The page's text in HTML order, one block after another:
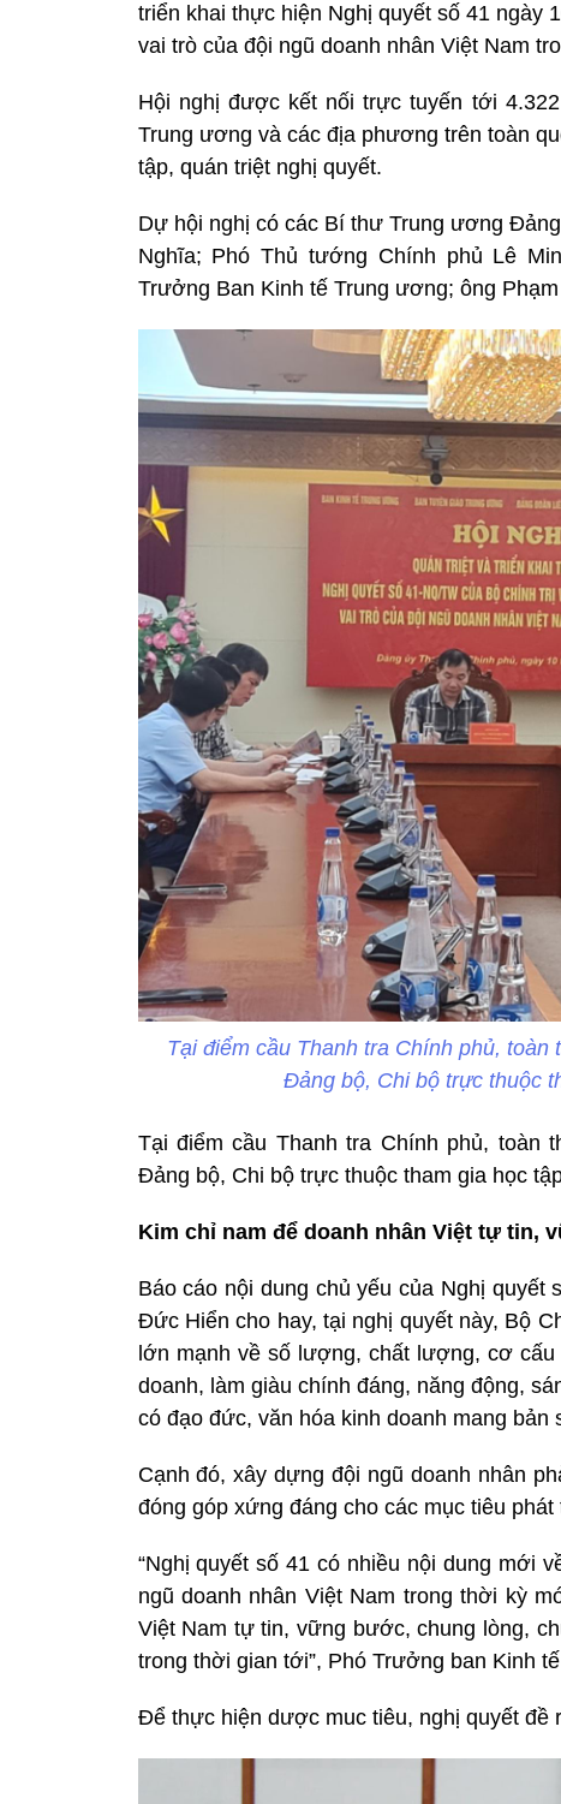
triển khai thực hiện Nghị quyết số 41 ngày
vai trò của đội ngũ doanh nhân Việt Nam
Hội nghị được kết nối trực tuyến tới
Trung ương và các địa phương trên toàn
tập, quán triệt nghị quyết.
Dự hội nghị có các Bí thư Trung ương
Nghĩa; Phó Thủ tướng Chính phủ Lê
Trưởng Ban Kinh tế Trung ương; ông
Tại điểm cầu Thanh tra Chính phủ,
Đảng bộ, Chi bộ trực thuộc
Tại điểm cầu Thanh tra Chính phủ, toàn
Đảng bộ, Chi bộ trực thuộc tham gia học
Kim chỉ nam để doanh nhân Việt tự tin,
Báo cáo nội dung chủ yếu của Nghị
Đức Hiển cho hay, tại nghị quyết này, Bộ
lớn mạnh về số lượng, chất lượng, cơ
doanh, làm giàu chính đáng, năng động,
có đạo đức, văn hóa kinh doanh mang bản
Cạnh đó, xây dựng đội ngũ doanh nhân
đóng góp xứng đáng cho các mục tiêu
“Nghị quyết số 41 có nhiều nội dung mới
ngũ doanh nhân Việt Nam trong thời kỳ
Việt Nam tự tin, vững bước, chung lòng,
trong thời gian tới”, Phó Trưởng ban Kinh
Để thực hiện dược muc tiêu, nghị quyết đề